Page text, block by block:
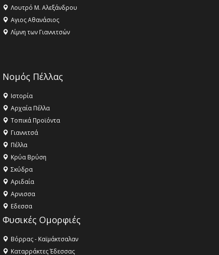
Λουτρό Μ. Αλεξάνδρου
Αγιος Αθανάσιος
Λίμνη των Γιαννιτσών
Νομός Πέλλας
Ιστορία
Αρχαία Πέλλα
Τοπικά Προϊόντα
Γιαννιτσά
Πέλλα
Κρύα Βρύση
Σκύδρα
Αριδαία
Aρνισσα
Eδεσσα
Φυσικές Ομορφιές
Βόρρας - Καϊμάκτσαλαν
Καταρράκτες Έδεσσας